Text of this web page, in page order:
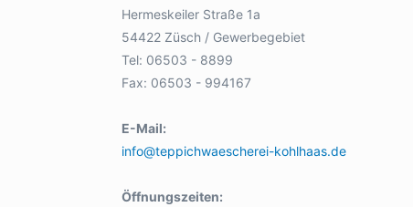
Hermeskeiler Straße 1a
54422 Züsch / Gewerbegebiet
Tel: 06503 - 8899
Fax: 06503 - 994167
E-Mail:
info@teppichwaescherei-kohlhaas.de
Öffnungszeiten: